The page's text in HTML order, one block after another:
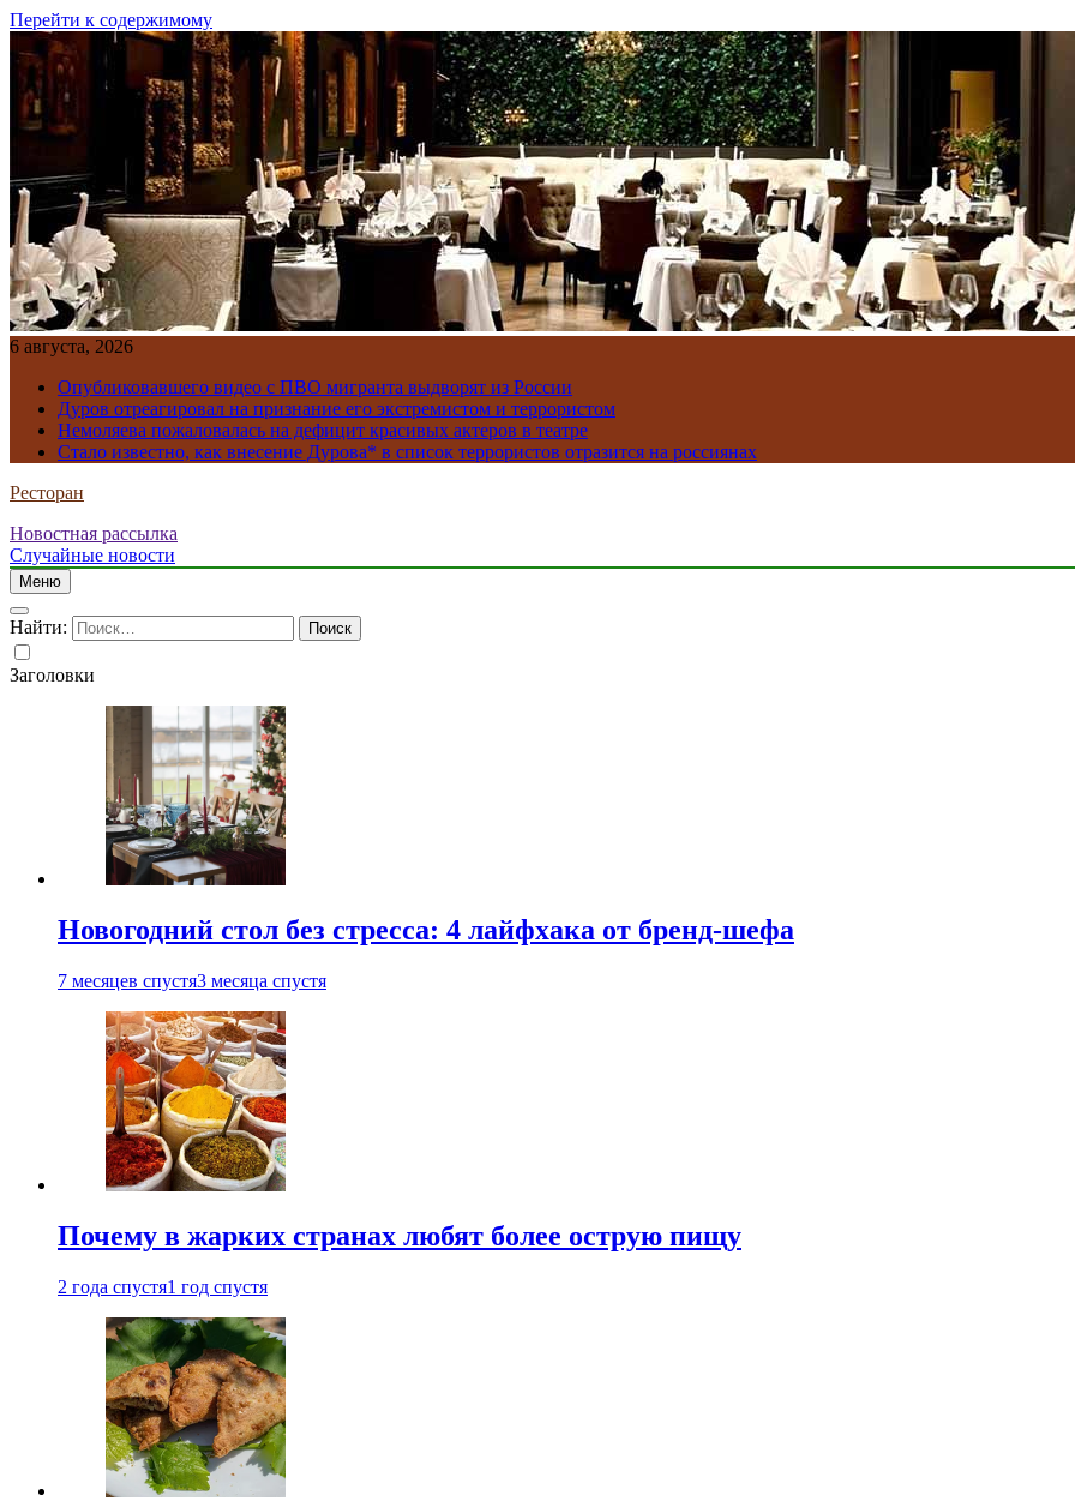
Перейти к содержимому
6 августа, 2026
Опубликовавшего видео с ПВО мигранта выдворят из России
Дуров отреагировал на признание его экстремистом и террористом
Немоляева пожаловалась на дефицит красивых актеров в театре
Стало известно, как внесение Дурова* в список террористов отразится на россиянах
Ресторан
Новостная рассылка
Случайные новости
Меню
Найти:
Заголовки
Новогодний стол без стресса: 4 лайфхака от бренд-шефа
7 месяцев спустя3 месяца спустя
Почему в жарких странах любят более острую пищу
2 года спустя1 год спустя